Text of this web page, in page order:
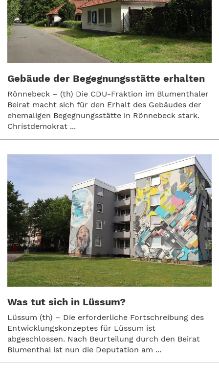
Gebäude der Begegnungsstätte erhalten
Rönnebeck – (th) Die CDU-Fraktion im Blumenthaler
Beirat macht sich für den Erhalt des Gebäudes der
ehemaligen Begegnungsstätte in Rönnebeck stark.
Christdemokrat ...
Was tut sich in Lüssum?
Lüssum (th) – Die erforderliche Fortschreibung des
Entwicklungskonzeptes für Lüssum ist
abgeschlossen. Nach Beurteilung durch den Beirat
Blumenthal ist nun die Deputation am ...